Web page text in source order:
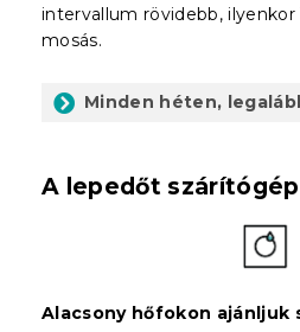
intervallum rövidebb,
mosás.
Minden héten,
A lepedőt
Alacsony hőfokon ajánljuk